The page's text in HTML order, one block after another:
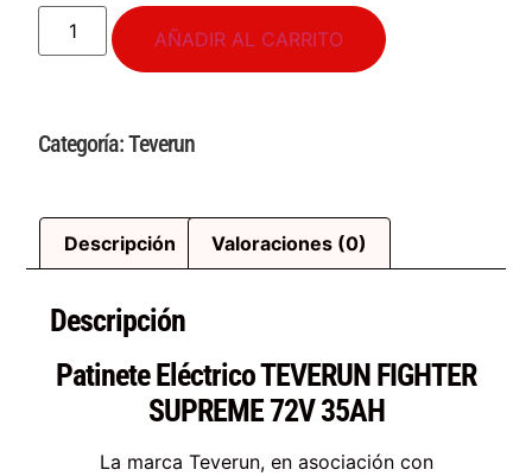
AÑADIR AL CARRITO
Categoría:Teverun
Descripción Valoraciones (0)
Descripción
Patinete Eléctrico TEVERUN FIGHTER
SUPREME 72V 35AH
La marca Teverun, en asociación con